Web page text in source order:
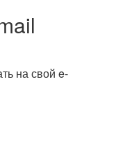
на свой e-